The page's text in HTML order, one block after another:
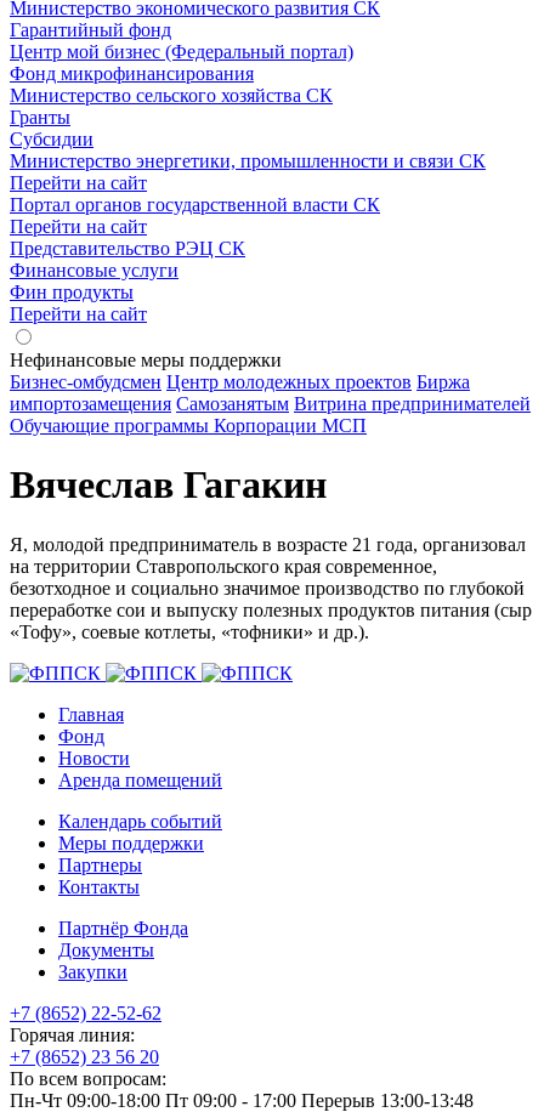
Министерство экономического развития СК
Гарантийный фонд
Центр мой бизнес (Федеральный портал)
Фонд микрофинансирования
Министерство сельского хозяйства СК
Гранты
Субсидии
Министерство энергетики, промышленности и связи СК
Перейти на сайт
Портал органов государственной власти СК
Перейти на сайт
Представительство РЭЦ СК
Финансовые услуги
Фин продукты
Перейти на сайт
Нефинансовые меры поддержки
Бизнес-омбудсмен Центр молодежных проектов Биржа
импортозамещения Cамозанятым Витрина предпринимателей
Обучающие программы Корпорации МСП
Вячеслав Гагакин
Я, молодой предприниматель в возрасте 21 года, организовал
на территории Ставропольского края современное,
безотходное и социально значимое производство по глубокой
переработке сои и выпуску полезных продуктов питания (сыр
«Тофу», соевые котлеты, «тофники» и др.).
Главная
Фонд
Новости
Аренда помещений
Календарь событий
Меры поддержки
Партнеры
Контакты
Партнёр Фонда
Документы
Закупки
+7 (8652) 22-52-62
Горячая линия:
+7 (8652) 23 56 20
По всем вопросам:
Пн-Чт 09:00-18:00 Пт 09:00 - 17:00 Перерыв 13:00-13:48